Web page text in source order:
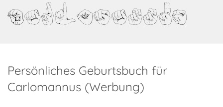
Carlomannus
Persönliches Geburtsbuch für
Carlomannus (Werbung)